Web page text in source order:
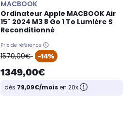
MACBOOK
Ordinateur Apple MACBOOK Air
15" 2024 M3 8 Go 1 To Lumière S
Reconditionné
Prix de référence
oldPrice
1570,00€ -14%
1349,00€
dès 79,09€/moisen 20x